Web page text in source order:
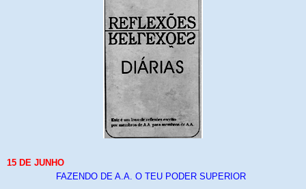
15 DE JUNHO
FAZENDO DE A.A. O TEU PODER SUPERIOR